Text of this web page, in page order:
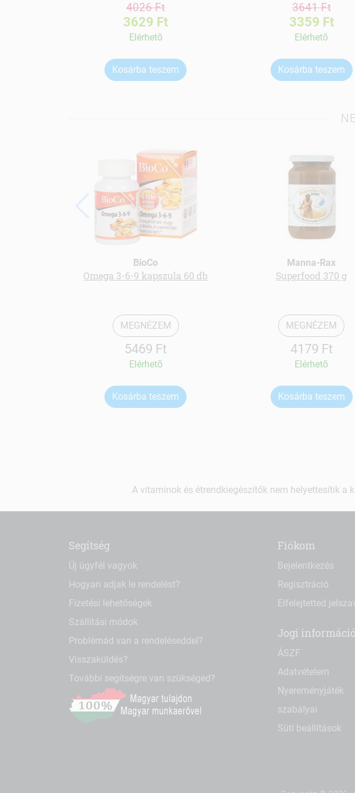
4026 Ft
3629 Ft
Elérhetõ
Kosárba teszem
3641 Ft
3359 Ft
Elérhetõ
Kosárba teszem
BioCo
Omega 3-6-9 kapszula 60 db
MEGNÉZEM
5469 Ft
Elérhetõ
Kosárba teszem
Manna-Rax
Superfood 370 g
MEGNÉZEM
4179 Ft
Elérhetõ
Kosárba teszem
A vitaminok és étrendkiegészítők nem helyettesítik a
Segítség
Új ügyfél vagyok
Hogyan adjak le rendelést?
Fizetési lehetőségek
Szállítási módok
Problémád van a rendeléseddel?
Visszaküldés?
További segítségre van szükséged?
Fiókom
Bejelentkezés
Regisztráció
Elfelejtetted
Jogi
ÁSZF
Adatvételem
Nyereményjáték
szabályai
Süti beállítások